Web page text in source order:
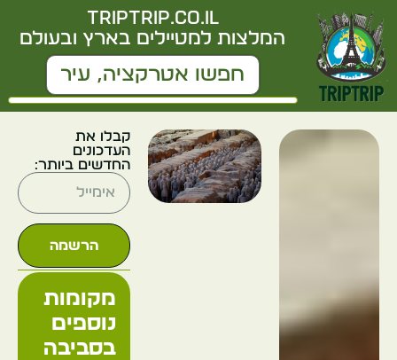
triptrip.co.il
המלצות למטיילים בארץ ובעולם
קבלו את
העדכונים
החדשים ביותר:
הרשמה
מקומות
נוספים
בסביבה